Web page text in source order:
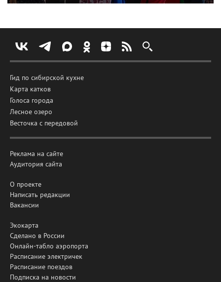
Гид по сибирской кухне
Карта катков
Голоса города
Лесное озеро
Весточка с передовой
Реклама на сайте
Аудитория сайта
О проекте
Написать редакции
Вакансии
Экокарта
Сделано в России
Онлайн-табло аэропорта
Расписание электричек
Расписание поездов
Подписка на новости